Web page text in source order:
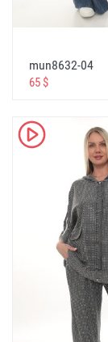
ucuz giyim
дешевая
بالجملة
toptan giyim
wholesale
одежда
منخفضة
çevrimiçi
online
интернет
+ و + التجزئة
stella giyim
mun8632-04
65 $
K